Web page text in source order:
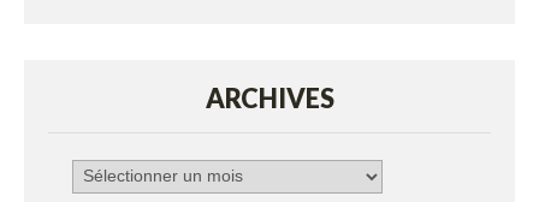
ARCHIVES
Archives